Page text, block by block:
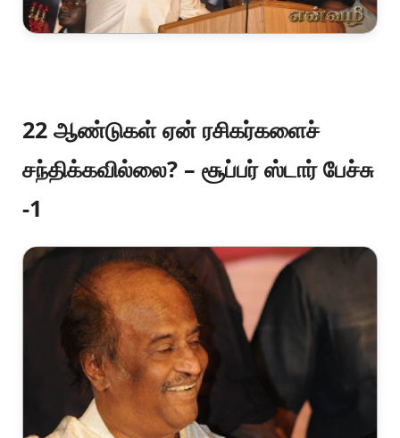
22 ஆண்டுகள் ஏன் ரசிகர்களைச்
சந்திக்கவில்லை? – சூப்பர் ஸ்டார் பேச்சு
-1